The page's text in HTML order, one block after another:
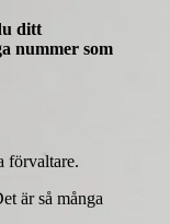
ditt
nummer som
förvaltare.
är så många